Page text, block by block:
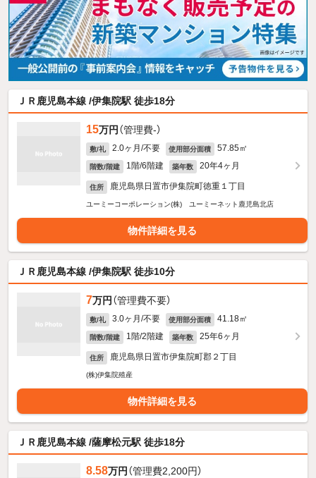
ＪＲ鹿児島本線 /伊集院駅 徒歩18分
15万円 （管理費-）
敷/礼 2.0ヶ月/不要 使用部分面積 57.85㎡
階数/階建 1階/6階建 築年数 20年4ヶ月
住所 鹿児島県日置市伊集院町徳重１丁目
ユーミーコーポレーション(株) ユーミーネット鹿児島北店
物件詳細を見る
ＪＲ鹿児島本線 /伊集院駅 徒歩10分
7万円 （管理費不要）
敷/礼 3.0ヶ月/不要 使用部分面積 41.18㎡
階数/階建 1階/2階建 築年数 25年6ヶ月
住所 鹿児島県日置市伊集院町郡２丁目
(株)伊集院殖産
物件詳細を見る
ＪＲ鹿児島本線 /薩摩松元駅 徒歩18分
8.58万円 （管理費2,200円）